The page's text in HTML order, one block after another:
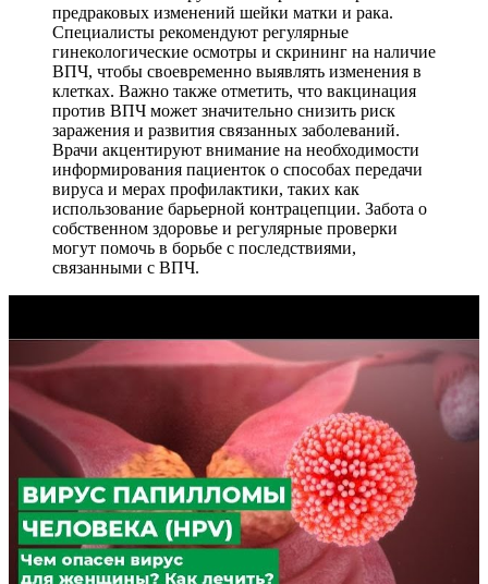
предраковых изменений шейки матки и рака.
Специалисты рекомендуют регулярные
гинекологические осмотры и скрининг на наличие
ВПЧ, чтобы своевременно выявлять изменения в
клетках. Важно также отметить, что вакцинация
против ВПЧ может значительно снизить риск
заражения и развития связанных заболеваний.
Врачи акцентируют внимание на необходимости
информирования пациенток о способах передачи
вируса и мерах профилактики, таких как
использование барьерной контрацепции. Забота о
собственном здоровье и регулярные проверки
могут помочь в борьбе с последствиями,
связанными с ВПЧ.